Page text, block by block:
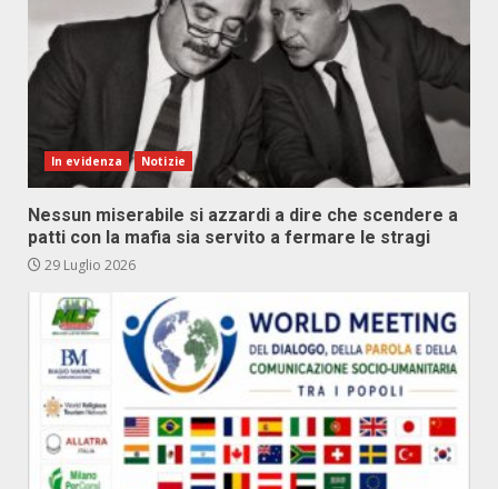
In evidenza Notizie
Nessun miserabile si azzardi a dire che scendere a
patti con la mafia sia servito a fermare le stragi
29 Luglio 2026